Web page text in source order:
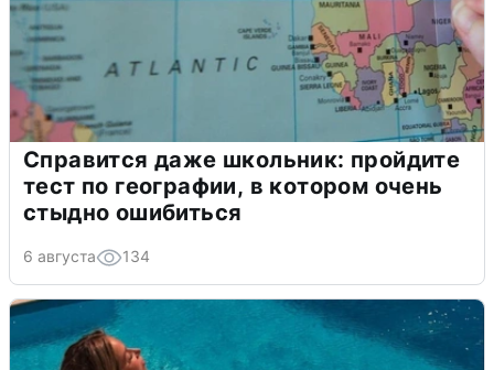
Справится даже школьник: пройдите
тест по географии, в котором очень
стыдно ошибиться
6 августа 134